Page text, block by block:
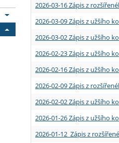
2026-03-16 Zápis z
2026-03-09 Zápis z užšího
2026-03-02 Zápis z užšího
2026-02-23 Zápis z užšího
2026-02-16 Zápis z užšího
2026-02-09 Zápis z
2026-02-02 Zápis z užšího
2026-01-26 Zápis z užšího
2026-01-12 Zápis z